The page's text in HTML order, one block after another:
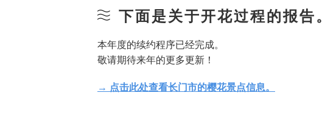
下面是关于开花过程的报告。
本年度的续约程序已经完成。
敬请期待来年的更多更新！
→ 点击此处查看长门市的樱花景点信息。